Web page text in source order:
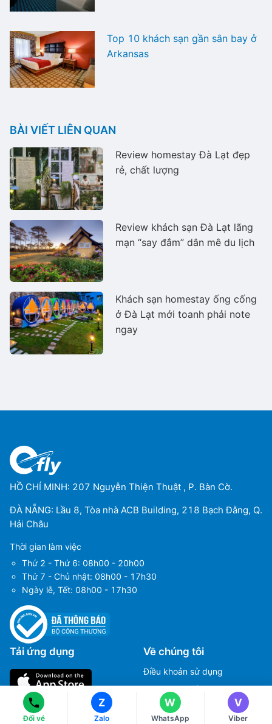
Top 10 khách sạn gần sân bay ở
Arkansas
BÀI VIẾT LIÊN QUAN
Review homestay Đà Lạt đẹp
rẻ, chất lượng
Review khách sạn Đà Lạt lãng
mạn “say đắm” dân mê du lịch
Khách sạn homestay ống cống
ở Đà Lạt mới toanh phải note
ngay
HỒ CHÍ MINH: 207 Nguyễn Thiện Thuật , P. Bàn Cờ.
ĐÀ NẴNG: Lầu 8, Tòa nhà ACB Building, 218 Bạch Đằng, Q.
Hải Châu
Thời gian làm việc
Thứ 2 - Thứ 6: 08h00 - 20h00
Thứ 7 - Chủ nhật: 08h00 - 17h30
Ngày lễ, Tết: 08h00 - 17h30
Tải ứng dụng Về chúng tôi
Điều khoản sử dụng
Chính sách bảo mật
Hướng dẫn đặt vé máy bay
Đổi vé
Z
Zalo
W
WhatsApp
Ms Hằng
(+84) 90 295 1213
V
Viber
(+84) 90 295 1213